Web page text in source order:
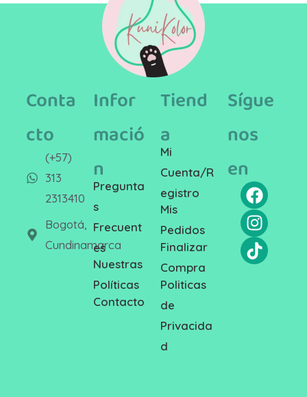
Conta
cto
(+57)
313
2313410
Bogotá,
Cundinamarca
Infor
mació
n
Pregunta
s
Frecuent
es
Nuestras
Políticas
Contacto
Tiend
a
Mi
Cuenta/R
egistro
Mis
Pedidos
Finalizar
Compra
Politicas
de
Privacida
d
Sígue
nos
en